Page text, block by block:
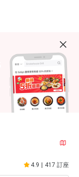
4.9 417 訂座